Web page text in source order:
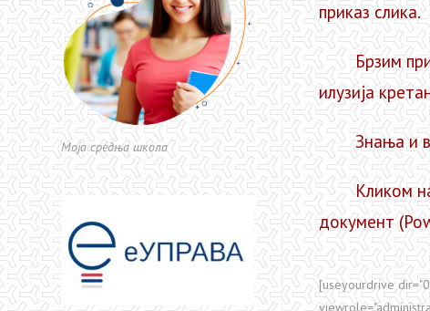
приказ слика.
Брзим
илузија
Знања и
Кликом на
документ
[useyourdrive
Моја средња школа